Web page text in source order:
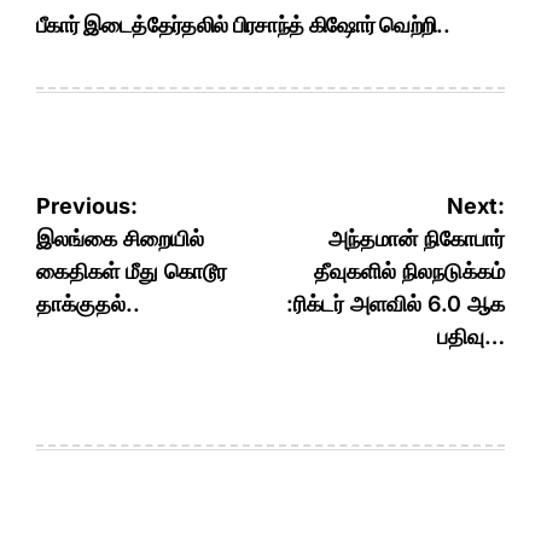
பீகார் இடைத்தேர்தலில் பிரசாந்த் கிஷோர் வெற்றி..
Post
navigation
Previous:
இலங்கை சிறையில்
கைதிகள் மீது கொடூர
தாக்குதல்..
Next:
அந்தமான் நிகோபார்
தீவுகளில் நிலநடுக்கம்
:ரிக்டர் அளவில் 6.0 ஆக
பதிவு…